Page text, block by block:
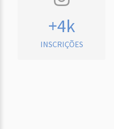
+4k
INSCRIÇÕES